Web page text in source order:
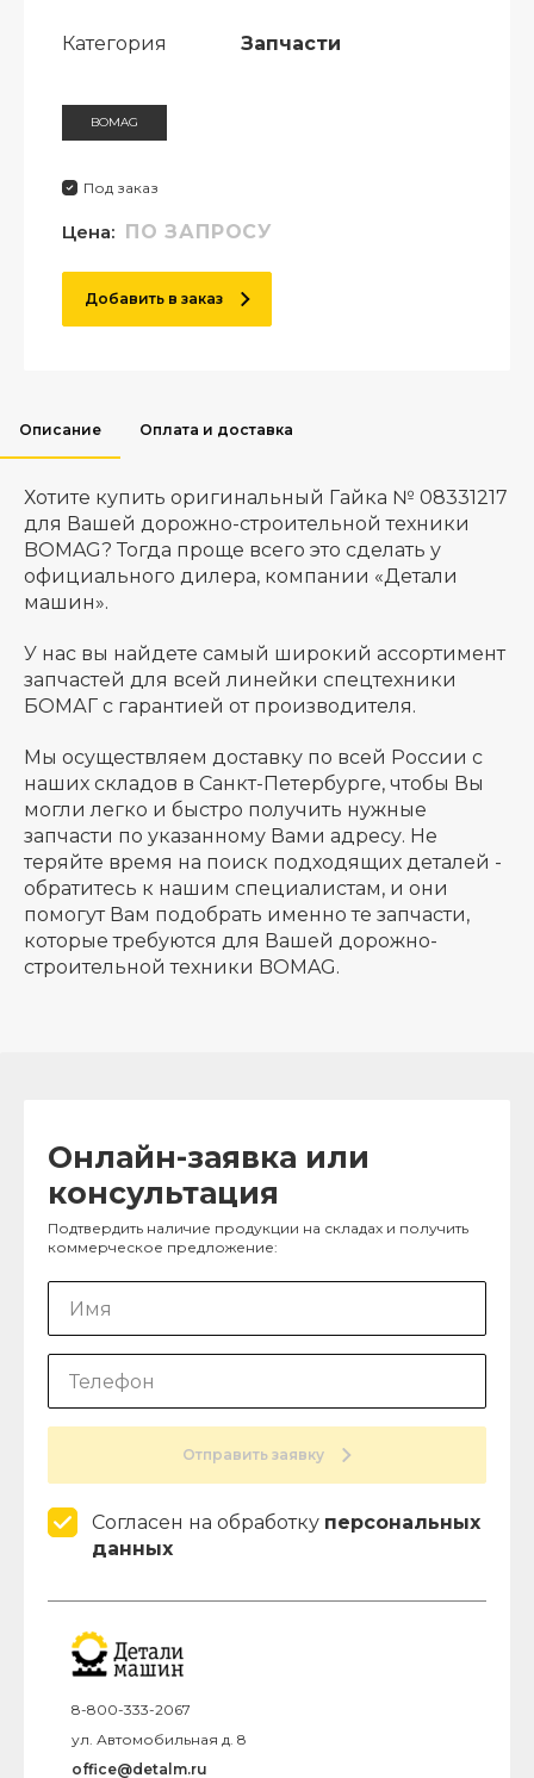
Категория Запчасти
BOMAG
Под заказ
Цена: ПО ЗАПРОСУ
Добавить в заказ
Описание Оплата и доставка
Хотите купить оригинальный Гайка № 08331217
для Вашей дорожно-строительной техники
BOMAG? Тогда проще всего это сделать у
официального дилера, компании «Детали
машин».
У нас вы найдете самый широкий ассортимент
запчастей для всей линейки спецтехники
БОМАГ с гарантией от производителя.
Мы осуществляем доставку по всей России с
наших складов в Санкт-Петербурге, чтобы Вы
могли легко и быстро получить нужные
запчасти по указанному Вами адресу. Не
теряйте время на поиск подходящих деталей -
обратитесь к нашим специалистам, и они
помогут Вам подобрать именно те запчасти,
которые требуются для Вашей дорожно-
строительной техники BOMAG.
Онлайн-заявка или
консультация
Подтвердить наличие продукции на складах и получить
коммерческое предложение:
Отправить заявку
Согласен на обработку персональных
данных
8-800-333-2067
ул. Автомобильная д. 8
office@detalm.ru